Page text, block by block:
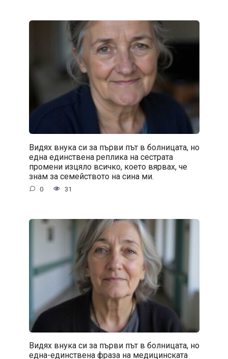
Видях внука си за първи път в болницата, но
една единствена реплика на сестрата
промени изцяло всичко, което вярвах, че
знам за семейството на сина ми.
0 31
Видях внука си за първи път в болницата, но
една-единствена фраза на медицинската